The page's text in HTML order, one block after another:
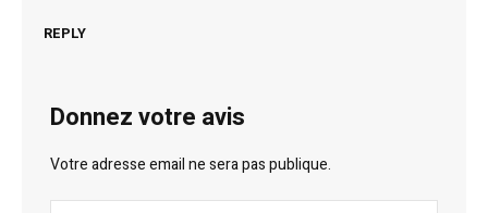
REPLY
Donnez votre avis
Votre adresse email ne sera pas publique.